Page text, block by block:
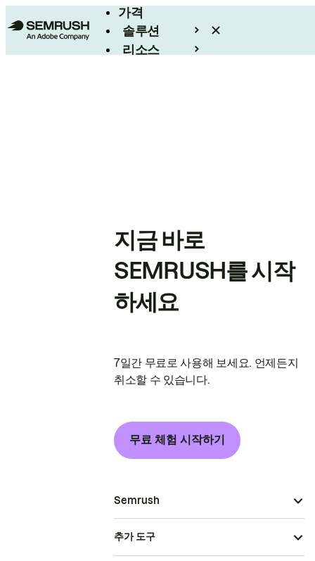
가격
솔루션
리소스
지금 바로
SEMRUSH를 시작
하세요
7일간 무료로 사용해 보세요. 언제든지
취소할 수 있습니다.
무료 체험 시작하기
Semrush
추가 도구